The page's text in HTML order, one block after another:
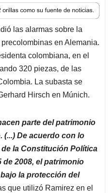
las alarmas sobre la
en Alemania.
colombiana, en el
320 piezas, de las
La subasta se
Hirsch en Múnich.
parte del patrimonio
De acuerdo con lo
la Constitución Política
de 2008, el patrimonio
la protección del
que utilizó Ramirez en el